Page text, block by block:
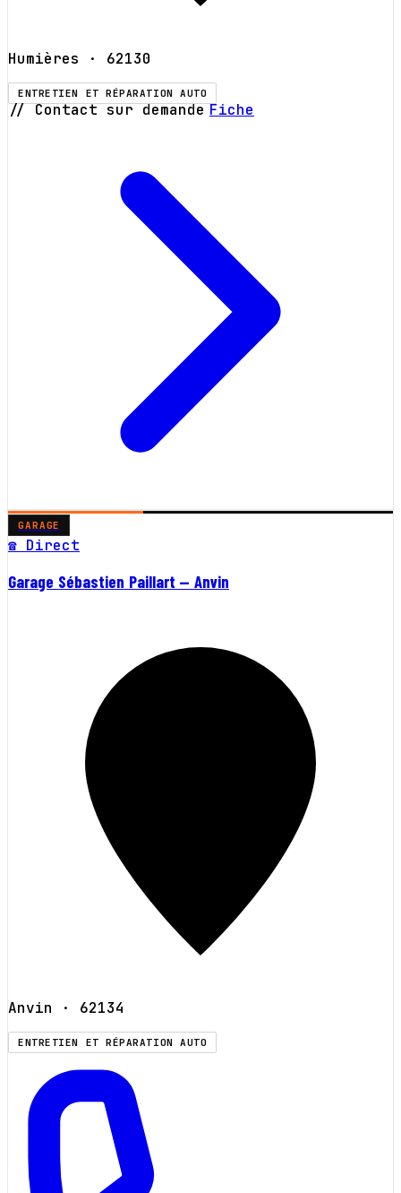
Humières · 62130
ENTRETIEN ET RÉPARATION AUTO
// Contact sur demande Fiche
GARAGE
☎ Direct
Garage Sébastien Paillart — Anvin
Anvin · 62134
ENTRETIEN ET RÉPARATION AUTO